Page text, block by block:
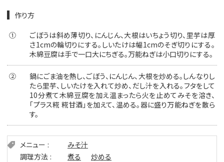
作り方
①
ごぼうは斜め薄切り、にんじん、大根はいちょう切り、里芋は厚
さ1cmの輪切りにする。しいたけは幅1cmのそぎ切りにする。
木綿豆腐は手で一口大にちぎる。万能ねぎは小口切りにする。
②
鍋にごま油を熱し、ごぼう、にんじん、大根を炒める。しんなりし
たら里芋、しいたけを入れて炒め、だし汁を入れる。フタをして
10分煮て木綿豆腐を加え温まったら火を止めてみそを溶き、
「プラス糀 糀甘酒」を加えて、温める。器に盛り万能ねぎを散ら
す。
メニュー
みそ汁
調理方法
煮る
炒める